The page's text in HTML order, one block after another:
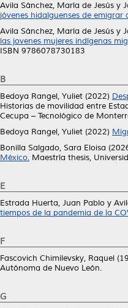
Avila Sánchez, María de Jesús y
jóvenes hidalguenses de emigrar
Avila Sánchez, María de Jesús y
las jovenes mujeres indígenas
ISBN 9786078730183
B
Bedoya Rangel, Yuliet (2022)
Historias de movilidad entre
Cecupa – Tecnológico de
Bedoya Rangel, Yuliet (2022)
Bonilla Salgado, Sara Eloisa
México. Maestría thesis,
E
Estrada Huerta, Juan Pablo y
tiempos de la pandemia de la
F
Fascovich Chimilevsky, Raquel
Autónoma de Nuevo León.
G